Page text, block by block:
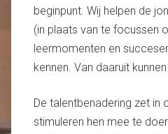
beginpunt. Wij helpen de
(in plaats van te focussen
leermomenten en
kennen. Van daaruit
De talentbenadering zet in
stimuleren hen mee te